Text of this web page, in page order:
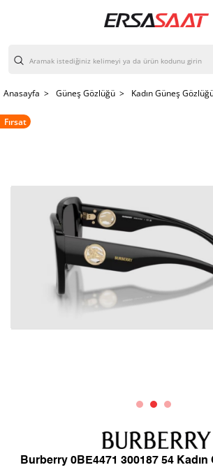
Anasayfa > Güneş Gözlüğü > Kadın Güneş
Fırsat
Burberry 0BE4471 300187 54